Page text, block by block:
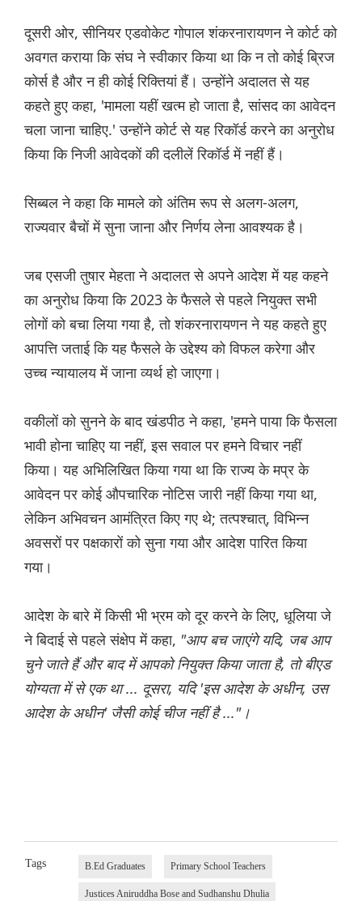
दूसरी ओर, सीनियर एडवोकेट गोपाल शंकरनारायणन ने कोर्ट को
अवगत कराया कि संघ ने स्वीकार किया था कि न तो कोई ब्रिज
कोर्स है और न ही कोई रिक्तियां हैं। उन्होंने अदालत से यह
कहते हुए कहा, 'मामला यहीं खत्म हो जाता है, सांसद का आवेदन
चला जाना चाहिए.' उन्होंने कोर्ट से यह रिकॉर्ड करने का अनुरोध
किया कि निजी आवेदकों की दलीलें रिकॉर्ड में नहीं हैं।
सिब्बल ने कहा कि मामले को अंतिम रूप से अलग-अलग,
राज्यवार बैचों में सुना जाना और निर्णय लेना आवश्यक है।
जब एसजी तुषार मेहता ने अदालत से अपने आदेश में यह कहने
का अनुरोध किया कि 2023 के फैसले से पहले नियुक्त सभी
लोगों को बचा लिया गया है, तो शंकरनारायणन ने यह कहते हुए
आपत्ति जताई कि यह फैसले के उद्देश्य को विफल करेगा और
उच्च न्यायालय में जाना व्यर्थ हो जाएगा।
वकीलों को सुनने के बाद खंडपीठ ने कहा, 'हमने पाया कि फैसला
भावी होना चाहिए या नहीं, इस सवाल पर हमने विचार नहीं
किया। यह अभिलिखित किया गया था कि राज्य के मप्र के
आवेदन पर कोई औपचारिक नोटिस जारी नहीं किया गया था,
लेकिन अभिवचन आमंत्रित किए गए थे; तत्पश्चात्, विभिन्न
अवसरों पर पक्षकारों को सुना गया और आदेश पारित किया
गया।
आदेश के बारे में किसी भी भ्रम को दूर करने के लिए, धूलिया जे
ने बिदाई से पहले संक्षेप में कहा, "आप बच जाएंगे यदि, जब आप
चुने जाते हैं और बाद में आपको नियुक्त किया जाता है, तो बीएड
योग्यता में से एक था ... दूसरा, यदि 'इस आदेश के अधीन, उस
आदेश के अधीन' जैसी कोई चीज नहीं है ..."।
Tags B.Ed Graduates Primary School Teachers
Justices Aniruddha Bose and Sudhanshu Dhulia